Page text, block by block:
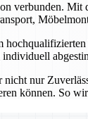
verbunden. Mit
nur
können. So